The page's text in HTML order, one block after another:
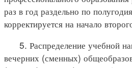
раз в год раздельно по
корректируется на начало
5. Распределение учебной
вечерних (сменных)